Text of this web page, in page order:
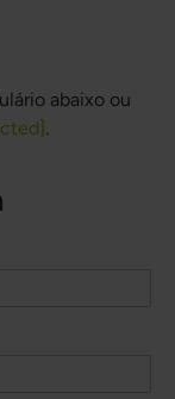
abaixo ou
.